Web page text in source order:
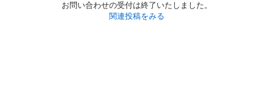
お問い合わせの受付は終了いたしました。
関連投稿をみる